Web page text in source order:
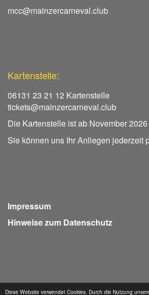
Diese Website verwendet Cookies. Durch die Nutzung
mcc@mainzercarneval.club
Kartenstelle:
06131 23 21 12 Kartenstelle
tickets@mainzercarneval.club
Die Kartenstelle ist ab November
Sie können uns Ihr Anliegen jederzeit
Impressum
Hinweise zum Datenschutz